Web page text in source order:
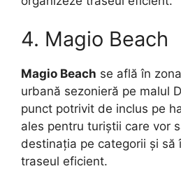
4. Magio Beach
Magio Beach se află în
urbană sezonieră pe malul
punct potrivit de inclus pe
ales pentru turiștii care vor
destinația pe categorii și să
traseul eficient.